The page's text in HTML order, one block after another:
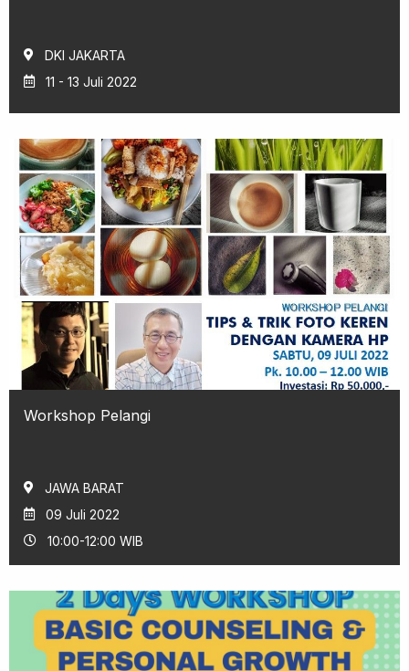
DKI JAKARTA
11 - 13 Juli 2022
Workshop Pelangi
JAWA BARAT
09 Juli 2022
10:00-12:00 WIB